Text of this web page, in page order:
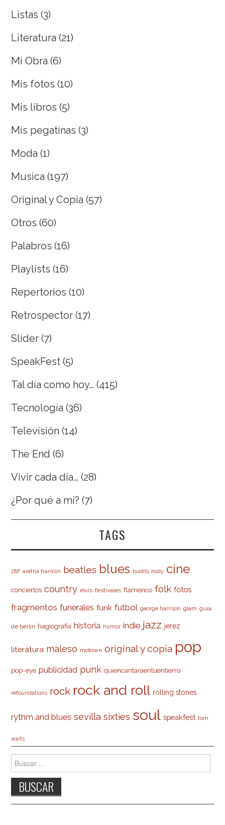
Listas (3)
Literatura (21)
Mi Obra (6)
Mis fotos (10)
Mis libros (5)
Mis pegatinas (3)
Moda (1)
Musica (197)
Original y Copia (57)
Otros (60)
Palabros (16)
Playlists (16)
Repertorios (10)
Retrospector (17)
Slider (7)
SpeakFest (5)
Tal día como hoy… (415)
Tecnología (36)
Televisión (14)
The End (6)
Vivir cada día… (28)
¿Por qué a mí? (7)
TAGS
28F aretha franklin beatles blues buddy holly cine
conciertos country elvis festivales flamenco folk fotos
fragmentos funerales funk futbol george harrison glam guía
de berlín hagiografia historia humor indie jazz jerez
literatura maleso motown original y copia pop
pop-eye publicidad punk quiencantaraentuentierro
refoundations rock rock and roll rolling stones
rythm and blues sevilla sixties soul speakfest tom
waits
Buscar: